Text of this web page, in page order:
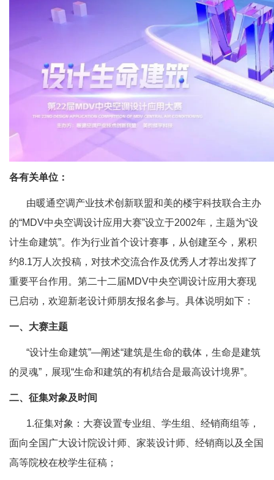
各有关单位：
由暖通空调产业技术创新联盟和美的楼宇科技联合主办
的“MDV中央空调设计应用大赛”设立于2002年，主题为“设
计生命建筑”。作为行业首个设计赛事，从创建至今，累积
约8.1万人次投稿，对技术交流合作及优秀人才荐出发挥了
重要平台作用。第二十二届MDV中央空调设计应用大赛现
已启动，欢迎新老设计师朋友报名参与。具体说明如下：
一、大赛主题
“设计生命建筑”—阐述“建筑是生命的载体，生命是建筑
的灵魂”，展现“生命和建筑的有机结合是最高设计境界”。
二、征集对象及时间
1.征集对象：大赛设置专业组、学生组、经销商组等，
面向全国广大设计院设计师、家装设计师、经销商以及全国
高等院校在校学生征稿；